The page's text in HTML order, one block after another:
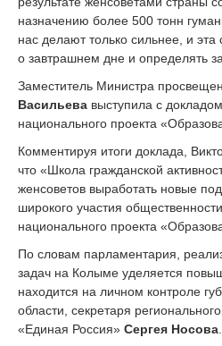
назначению более 500 тонн
нас делают только сильнее, и
о завтрашнем дне и определять
Заместитель Министра
Васильева выступила с
национального проекта
Комментируя итоги доклада,
что «Школа гражданской
женсоветов выработать новые
широкого участия
национального проекта
По словам парламентария,
задач на Колыме уделяется
находится на личном контроле
области, секретаря
«Единая Россия» Сергея Носова